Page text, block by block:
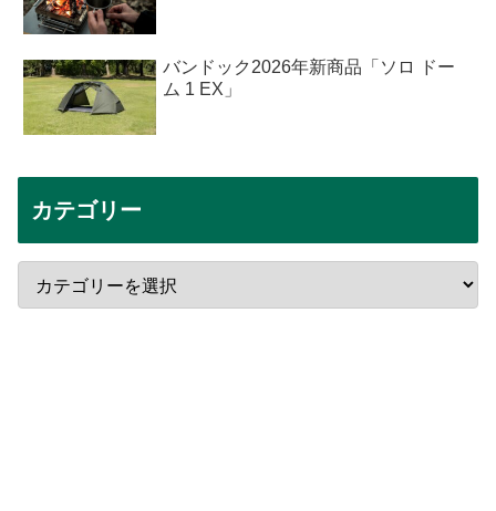
バンドック2026年新商品「ソロ ドー
ム 1 EX」
カテゴリー